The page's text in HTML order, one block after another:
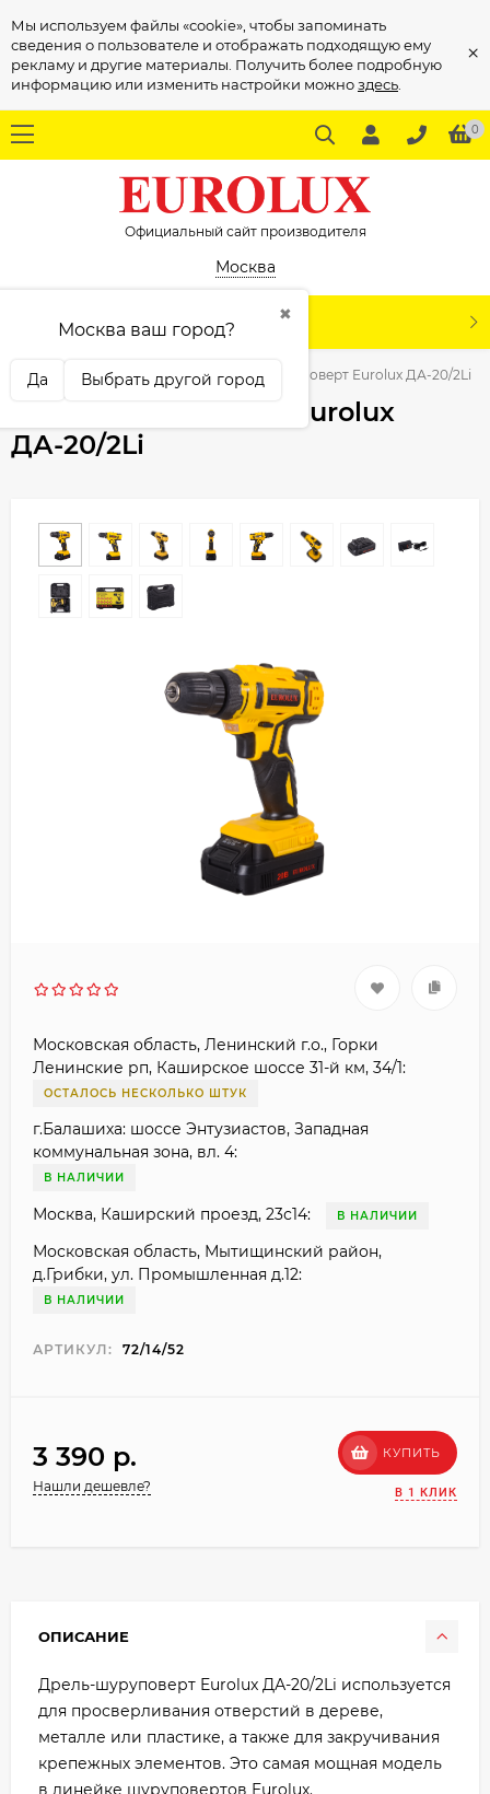
Мы используем файлы «cookie», чтобы запоминать
сведения о пользователе и отображать подходящую ему
рекламу и другие материалы. Получить более подробную
информацию или изменить настройки можноздесь
×
0
Официальный сайт производителя
Москва
✖
Москва ваш город?
Да Выбрать другой город
КАТАЛОГ
Шуруповерты Дрель-шуруповерт Eurolux ДА-20/2Li
Дрель-шуруповерт Eurolux
ДА-20/2Li
Московская область, Ленинский г.о., Горки
Ленинские рп, Каширское шоссе 31-й км, 34/1:
ОСТАЛОСЬ НЕСКОЛЬКО ШТУК
г.Балашиха: шоссе Энтузиастов, Западная
коммунальная зона, вл. 4:
В НАЛИЧИИ
Москва, Каширский проезд, 23с14: В НАЛИЧИИ
Московская область, Мытищинский район,
д.Грибки, ул. Промышленная д.12:
В НАЛИЧИИ
АРТИКУЛ: 72/14/52
3 390 p.
Нашли дешевле?
КУПИТЬ
В 1 КЛИК
ОПИСАНИЕ
Дрель-шуруповерт Eurolux ДА-20/2Li используется
для просверливания отверстий в дереве,
металле или пластике, а также для закручивания
крепежных элементов. Это самая мощная модель